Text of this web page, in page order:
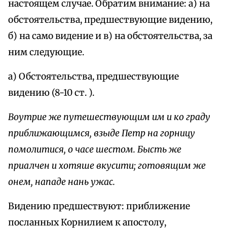
настоящем случае. Обратим внимание: а) на
обстоятельства, предшествующие видению,
б) на само видение и в) на обстоятельства, за
ним следующие.
а) Обстоятельства, предшествующие
видению (8-10 ст. ).
Воутрие же путешествующим им и ко граду
приближающимся, взыде Петр на горницу
помолитися, о часе шестом. Бысть же
приалчен и хотяше вкусити; готовящим же
онем, нападе нань ужас.
Видению предшествуют: приближение
посланных Корнилием к апостолу,